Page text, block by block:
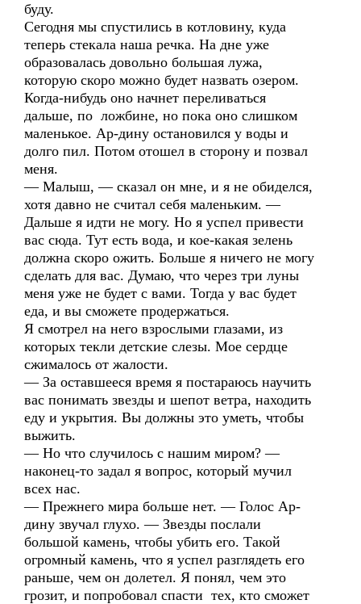
буду.
Сегодня мы спустились в котловину, куда
теперь стекала наша речка. На дне уже
образовалась довольно большая лужа,
которую скоро можно будет назвать озером.
Когда-нибудь оно начнет переливаться
дальше, по ложбине, но пока оно слишком
маленькое. Ар-дину остановился у воды и
долго пил. Потом отошел в сторону и позвал
меня.
— Малыш, — сказал он мне, и я не обиделся,
хотя давно не считал себя маленьким. —
Дальше я идти не могу. Но я успел привести
вас сюда. Тут есть вода, и кое-какая зелень
должна скоро ожить. Больше я ничего не могу
сделать для вас. Думаю, что через три луны
меня уже не будет с вами. Тогда у вас будет
еда, и вы сможете продержаться.
Я смотрел на него взрослыми глазами, из
которых текли детские слезы. Мое сердце
сжималось от жалости.
— За оставшееся время я постараюсь научить
вас понимать звезды и шепот ветра, находить
еду и укрытия. Вы должны это уметь, чтобы
выжить.
— Но что случилось с нашим миром? —
наконец-то задал я вопрос, который мучил
всех нас.
— Прежнего мира больше нет. — Голос Ар-
дину звучал глухо. — Звезды послали
большой камень, чтобы убить его. Такой
огромный камень, что я успел разглядеть его
раньше, чем он долетел. Я понял, чем это
грозит, и попробовал спасти тех, кто сможет